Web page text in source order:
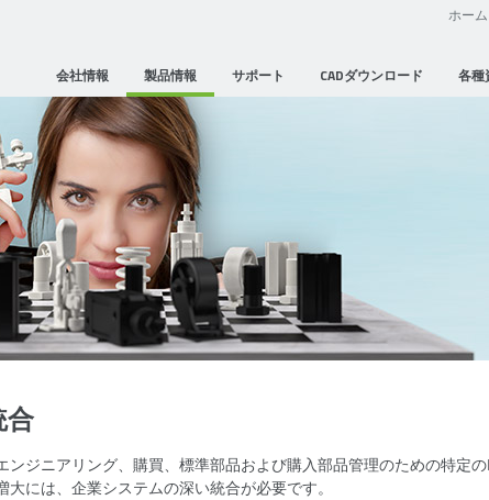
ホーム
会社情報 製品情報 サポート CADダウンロード 各種
合
ンジニアリング、購買、標準部品および購入部品管理のための特定
には、企業システムの深い統合が必要です。